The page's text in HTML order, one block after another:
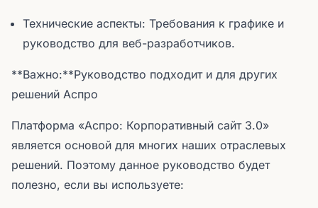
Технические аспекты: Требования к графике и
руководство для веб-разработчиков.
**Важно:**Руководство подходит и для других
решений Аспро
Платформа «Аспро: Корпоративный сайт 3.0»
является основой для многих наших отраслевых
решений. Поэтому данное руководство будет
полезно, если вы используете: